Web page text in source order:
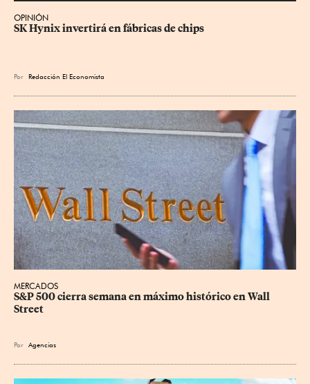
OPINIÓN
SK Hynix invertirá en fábricas de chips
Por Redacción El Economista
MERCADOS
S&P 500 cierra semana en máximo histórico en Wall
Street
Por Agencias